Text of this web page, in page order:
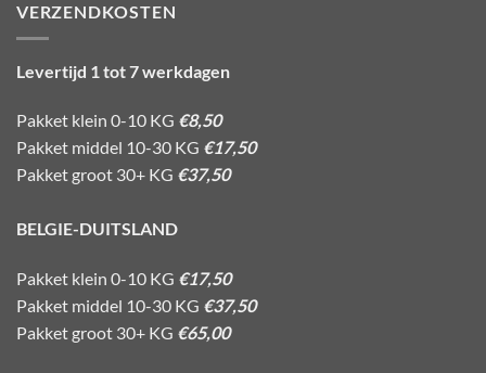
VERZENDKOSTEN
Levertijd 1 tot 7 werkdagen
Pakket klein 0-10 KG €8,50
Pakket middel 10-30 KG €17,50
Pakket groot 30+ KG €37,50
BELGIE-DUITSLAND
Pakket klein 0-10 KG €17,50
Pakket middel 10-30 KG €37,50
Pakket groot 30+ KG €65,00